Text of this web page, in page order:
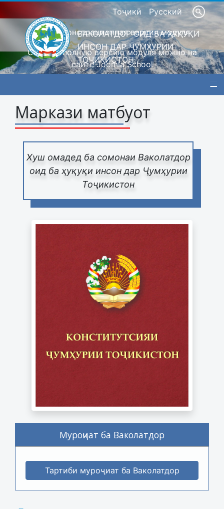
Тоҷикӣ Русский
Это демонстрационная версия модуля
Скачать полную версию модуля можно на
сайте Joomla School
ВАКОЛАТДОР ОИД БА ҲУҚУҚИ
ИНСОН ДАР ҶУМҲУРИИ
ТОҶИКИСТОН
≡
Хуш омадед ба сомонаи Ваколатдор
оид ба ҳуқуқи инсон дар Ҷумҳурии
Тоҷикистон
Муроҷиат ба Ваколатдор
Тартиби муроҷиат ба Ваколатдор
Маркази матбуот